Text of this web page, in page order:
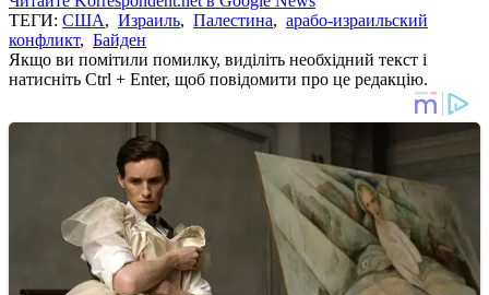
ТЕГИ: США, Израиль, Палестина, арабо-израильский
конфликт, Байден
Якщо ви помітили помилку, виділіть необхідний текст і
натисніть Ctrl + Enter, щоб повідомити про це редакцію.